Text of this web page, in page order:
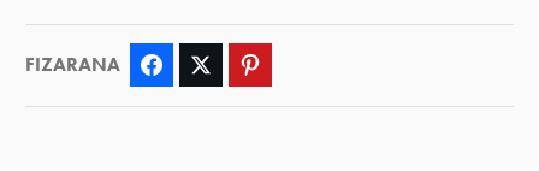
FIZARANA Facebook Twitter